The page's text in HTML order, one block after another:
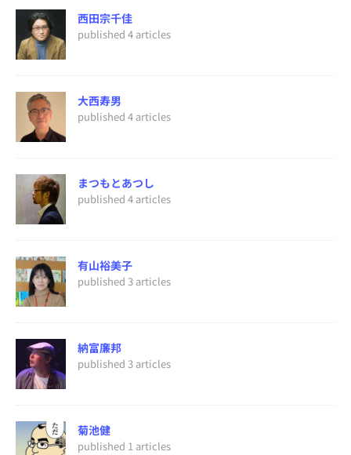
西田宗千佳
published 4 articles
大西寿男
published 4 articles
まつもとあつし
published 4 articles
有山裕美子
published 3 articles
納富廉邦
published 3 articles
菊池健
published 1 articles